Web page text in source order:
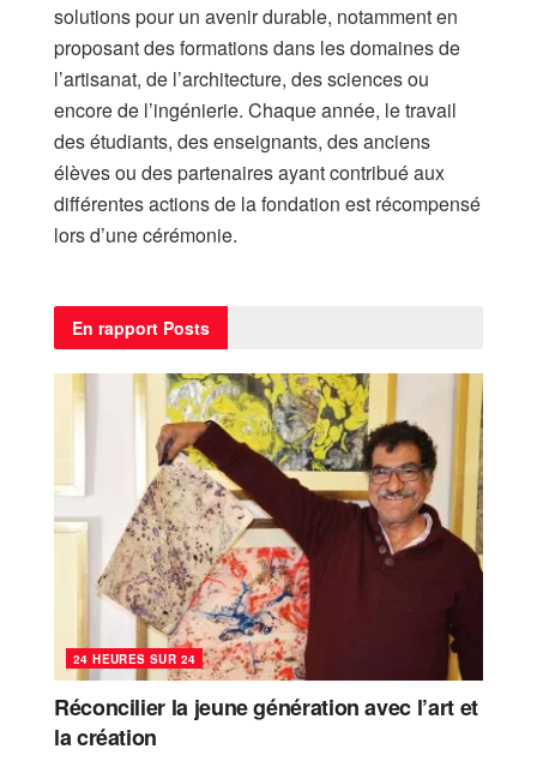
solutions pour un avenir durable, notamment en
proposant des formations dans les domaines de
l’artisanat, de l’architecture, des sciences ou
encore de l’ingénierie. Chaque année, le travail
des étudiants, des enseignants, des anciens
élèves ou des partenaires ayant contribué aux
différentes actions de la fondation est récompensé
lors d’une cérémonie.
En rapport Posts
24 HEURES SUR 24
Réconcilier la jeune génération avec l’art et
la création